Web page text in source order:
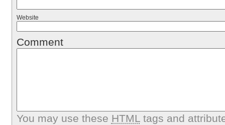
Website
Comment
You may use these HTMLtags and